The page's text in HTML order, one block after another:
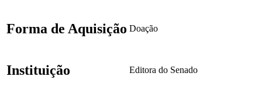
Forma de Aquisição Doação
Instituição Editora do Senado